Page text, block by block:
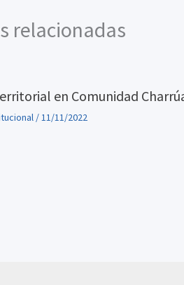
relacionadas
en Comunidad
/11/11/2022